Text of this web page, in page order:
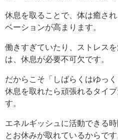
休息を取ることで、体は癒さ
ベーションが高まります。
働きすぎていたり、ストレス
は、休息が必要不可欠です。
だからこそ「しばらくはゆっ
休息を取れたら頑張れるタイ
す。
エネルギッシュに活動できる
とお休みが取れているからです